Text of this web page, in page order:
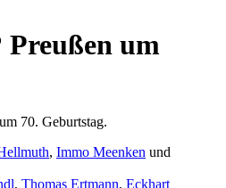
Preußen um
70. Geburtstag.
, Immo Meenken und
, Thomas Ertmann, Eckhart